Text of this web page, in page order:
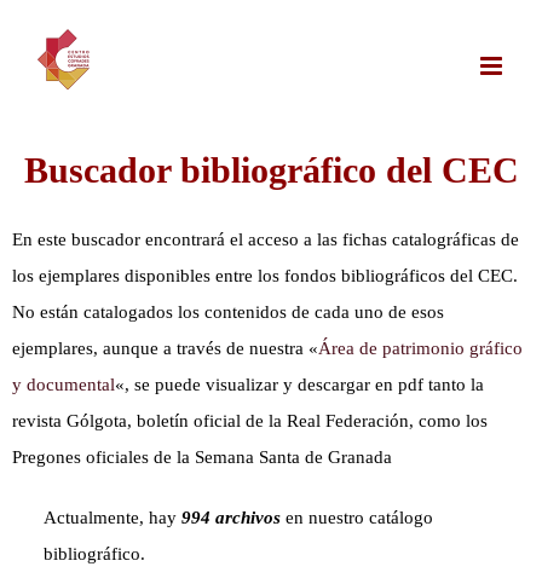
contenido
Buscador bibliográfico del CEC
En este buscador encontrará el acceso a las fichas catalográficas de
los ejemplares disponibles entre los fondos bibliográficos del CEC.
No están catalogados los contenidos de cada uno de esos
ejemplares, aunque a través de nuestra «Área de patrimonio gráfico
y documental«, se puede visualizar y descargar en pdf tanto la
revista Gólgota, boletín oficial de la Real Federación, como los
Pregones oficiales de la Semana Santa de Granada
Actualmente, hay994 archivos en nuestro catálogo
bibliográfico.